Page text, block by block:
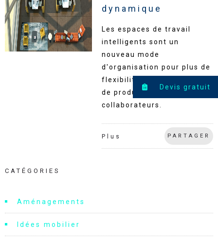
dynamique
Les espaces de travail
intelligents sont un
nouveau mode
d'organisation pour plus de
flexibilité, de bien-être et
de productivité pour vos
collaborateurs.
Plus PARTAGER
CATÉGORIES
Aménagements
Idées mobilier
Devis gratuit